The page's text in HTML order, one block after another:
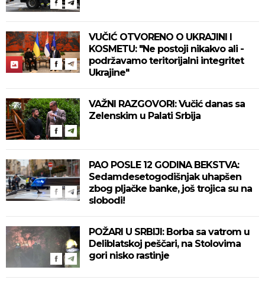
VUČIĆ OTVORENO O UKRAJINI I
KOSMETU: "Ne postoji nikakvo ali -
podržavamo teritorijalni integritet
Ukrajine"
VAŽNI RAZGOVORI: Vučić danas sa
Zelenskim u Palati Srbija
PAO POSLE 12 GODINA BEKSTVA:
Sedamdesetogodišnjak uhapšen
zbog pljačke banke, još trojica su na
slobodi!
POŽARI U SRBIJI: Borba sa vatrom u
Deliblatskoj peščari, na Stolovima
gori nisko rastinje